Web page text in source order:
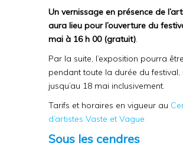
Un vernissage en présence de
aura lieu pour l’ouverture du
mai à 16 h 00 (gratuit).
Par la suite, l’exposition pourra
pendant toute la durée du festival,
jusqu’au 18 mai inclusivement.
Tarifs et horaires en vigueur au
d’artistes Vaste et Vague.
Sous les cendres